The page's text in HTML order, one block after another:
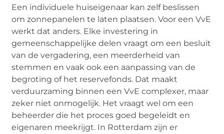
Een individuele huiseigenaar kan zelf beslissen
om zonnepanelen te laten plaatsen. Voor een VvE
werkt dat anders. Elke investering in
gemeenschappelijke delen vraagt om een besluit
van de vergadering, een meerderheid van
stemmen en vaak ook een aanpassing van de
begroting of het reservefonds. Dat maakt
verduurzaming binnen een VvE complexer, maar
zeker niet onmogelijk. Het vraagt wel om een
beheerder die het proces goed begeleidt en
eigenaren meekrijgt. In Rotterdam zijn er